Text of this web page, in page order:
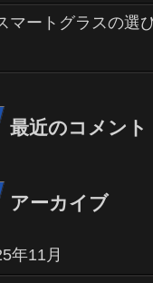
マートグラスの選
最近のコメント
アーカイブ
年11月